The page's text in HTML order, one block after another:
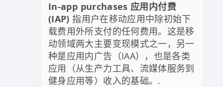
In-app purchases 应用内付费
(IAP) 指用户在移动应用中除初始下
载费用外所支付的任何费用。这是移
动领域两大主要变现模式之一，另一
种是应用内广告（IAA），也是各类
应用（从生产力工具、流媒体服务到
健身应用等）收入的基础。.